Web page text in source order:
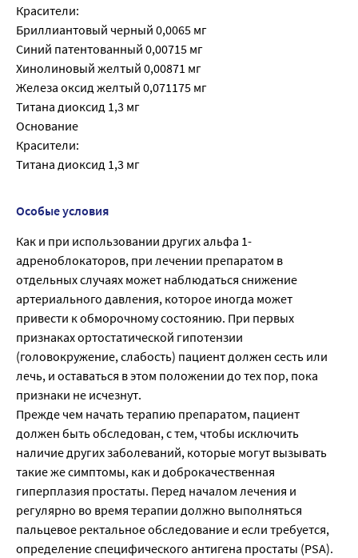
Красители:
Бриллиантовый черный 0,0065 мг
Синий патентованный 0,00715 мг
Хинолиновый желтый 0,00871 мг
Железа оксид желтый 0,071175 мг
Титана диоксид 1,3 мг
Основание
Красители:
Титана диоксид 1,3 мг
Особые условия
Как и при использовании других альфа 1-
адреноблокаторов, при лечении препаратом в
отдельных случаях может наблюдаться снижение
артериального давления, которое иногда может
привести к обморочному состоянию. При первых
признаках ортостатической гипотензии
(головокружение, слабость) пациент должен сесть или
лечь, и оставаться в этом положении до тех пор, пока
признаки не исчезнут.
Прежде чем начать терапию препаратом, пациент
должен быть обследован, с тем, чтобы исключить
наличие других заболеваний, которые могут вызывать
такие же симптомы, как и доброкачественная
гиперплазия простаты. Перед началом лечения и
регулярно во время терапии должно выполняться
пальцевое ректальное обследование и если требуется,
определение специфического антигена простаты (PSA).